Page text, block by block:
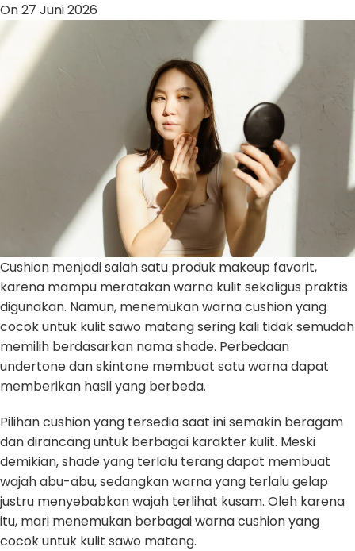
On 27 Juni 2026
Cushion menjadi salah satu produk makeup favorit,
karena mampu meratakan warna kulit sekaligus praktis
digunakan. Namun, menemukan warna cushion yang
cocok untuk kulit sawo matang sering kali tidak semudah
memilih berdasarkan nama shade. Perbedaan
undertone dan skintone membuat satu warna dapat
memberikan hasil yang berbeda.
Pilihan cushion yang tersedia saat ini semakin beragam
dan dirancang untuk berbagai karakter kulit. Meski
demikian, shade yang terlalu terang dapat membuat
wajah abu-abu, sedangkan warna yang terlalu gelap
justru menyebabkan wajah terlihat kusam. Oleh karena
itu, mari menemukan berbagai warna cushion yang
cocok untuk kulit sawo matang.